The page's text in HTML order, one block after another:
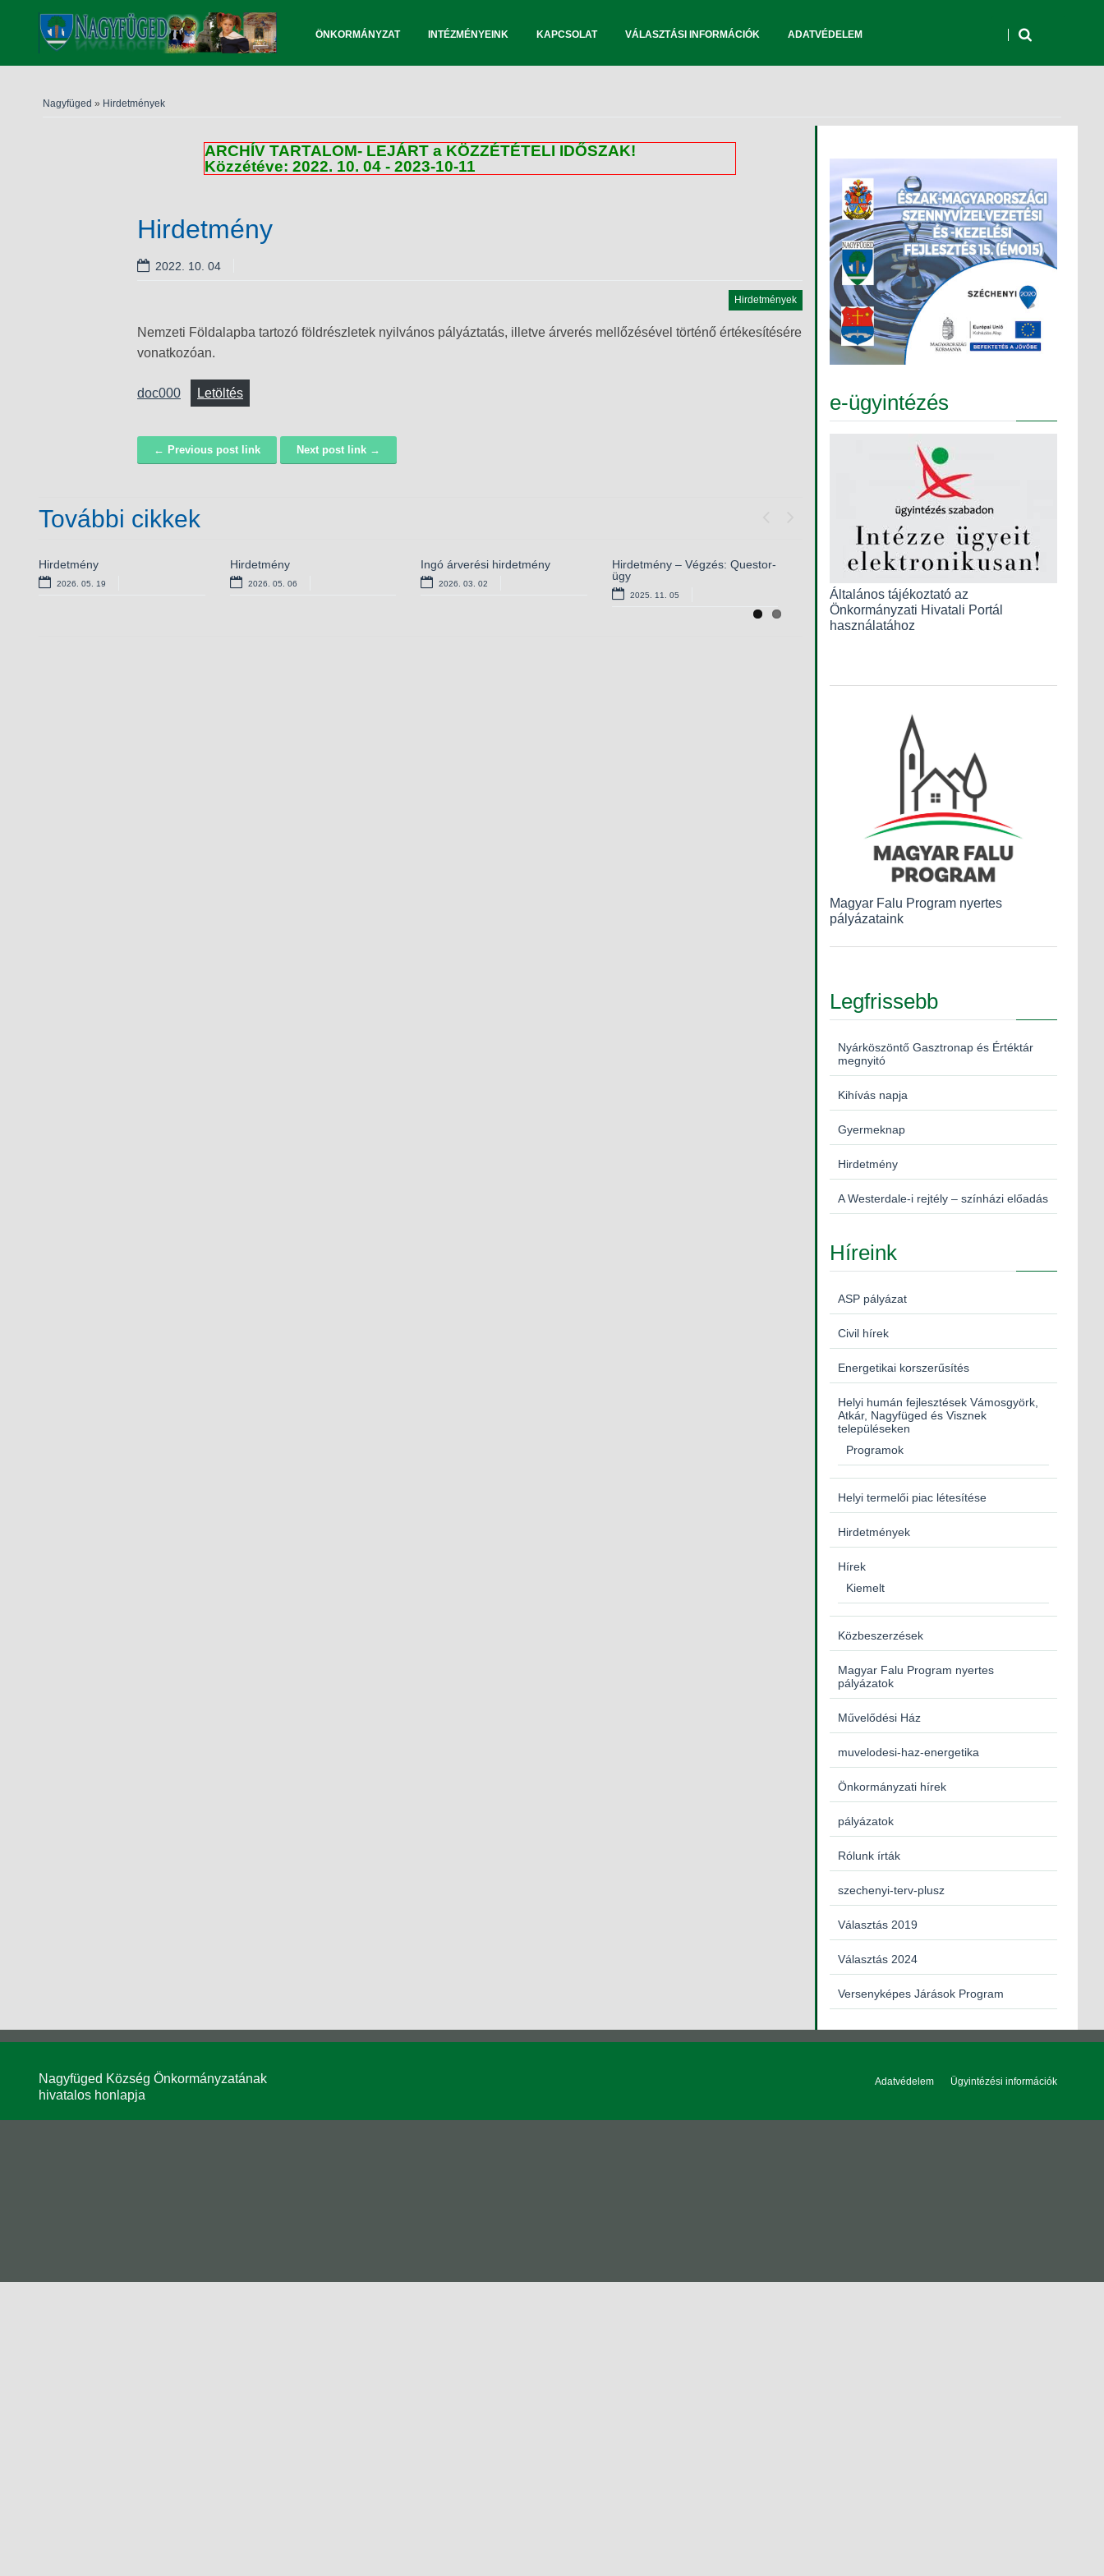
ÖNKORMÁNYZAT INTÉZMÉNYEINK KAPCSOLAT VÁLASZTÁSI INFORMÁCIÓK ADATVÉDELEM
Nagyfüged » Hirdetmények
ARCHÍV TARTALOM- LEJÁRT a KÖZZÉTÉTELI IDŐSZAK!
Közzétéve: 2022. 10. 04 - 2023-10-11
Hirdetmény
2022. 10. 04
Hirdetmények
Nemzeti Földalapba tartozó földrészletek nyilvános pályáztatás, illetve árverés mellőzésével történő értékesítésére
vonatkozóan.
doc000 Letöltés
Navigáció ← Previous post link Next post link →
További cikkek
Hirdetmény
2026. 05. 19
Hirdetmény
2026. 05. 06
Ingó árverési hirdetmény
2026. 03. 02
Hirdetmény – Végzés: Questor-
ügy
2025. 11. 05
Álláshirdetés – magasabb
vezető
Álláshirdetés – aljegyző
(határozott idejű)
Határozat előzetes vizsgálati
eljárás lezárásáról
Hirdetmény – Közlemény
előzetes vizsgálati eljárásról
2025. 04. 15
e-ügyintézés
Általános tájékoztató az
Önkormányzati Hivatali Portál
használatához
Magyar Falu Program nyertes
pályázataink
Legfrissebb
Nyárköszöntő Gasztronap és Értéktár
megnyitó
Kihívás napja
Gyermeknap
Hirdetmény
A Westerdale-i rejtély – színházi előadás
Híreink
ASP pályázat
Civil hírek
Energetikai korszerűsítés
Helyi humán fejlesztések Vámosgyörk,
Atkár, Nagyfüged és Visznek
településeken
Programok
Helyi termelői piac létesítése
Hirdetmények
Hírek
Kiemelt
Közbeszerzések
Magyar Falu Program nyertes
pályázatok
Művelődési Ház
muvelodesi-haz-energetika
Önkormányzati hírek
pályázatok
Rólunk írták
szechenyi-terv-plusz
Választás 2019
Választás 2024
Versenyképes Járások Program
Nagyfüged Község Önkormányzatának
hivatalos honlapja
Adatvédelem Ügyintézési információk